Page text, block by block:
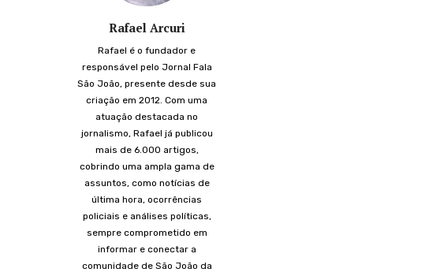
Rafael Arcuri
Rafael é o fundador e
responsável pelo Jornal Fala
São João, presente desde sua
criação em 2012. Com uma
atuação destacada no
jornalismo, Rafael já publicou
mais de 6.000 artigos,
cobrindo uma ampla gama de
assuntos, como notícias de
última hora, ocorrências
policiais e análises políticas,
sempre comprometido em
informar e conectar a
comunidade de São João da